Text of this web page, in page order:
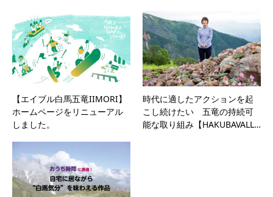
【エイブル白馬五竜IIMORI】
ホームページをリニューアル
しました。
時代に適したアクションを起
こし続けたい 五竜の持続可
能な取り組み【HAKUBAVALL…